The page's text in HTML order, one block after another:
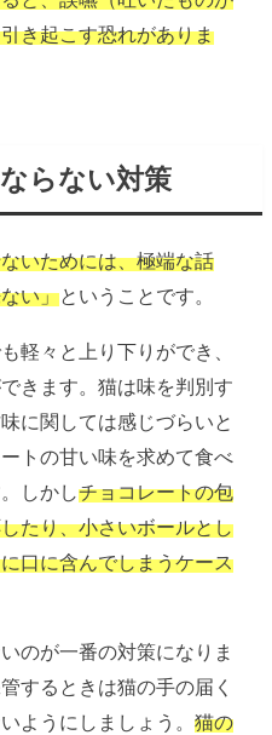
き起こす恐れがありま
らない対策
いためには、極端な話
い」ということです。
軽々と上り下りができ、
きます。猫は味を判別す
に関しては感じづらいと
トの甘い味を求めて食べ
しかしチョコレートの包
たり、小さいボールとし
口に含んでしまうケース
のが一番の対策になりま
するときは猫の手の届く
ようにしましょう。猫の